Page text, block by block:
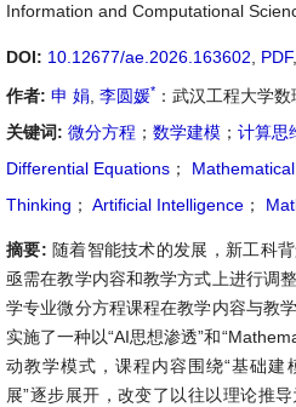
Information and Computational
DOI: 10.12677/ae.2026.163602 PDF,
作者: 申 娟 李圆媛* ：武汉工程大学
关键词: 微分方程 ； 数学建模 ； 计算思
Differential Equations ；
Thinking ； Artificial Intelligence ；
摘要: 随着智能技术的发展，新工科
亟需在教学内容和教学方式上进行调
学专业微分方程课程在教学内容与教
实施了一种以“AI思想渗透”和
动教学模式，课程内容围绕“基础
展”逐步展开，改变了以往以理论推